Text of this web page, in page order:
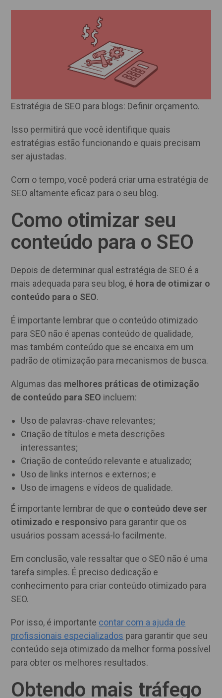
Estratégia de SEO para blogs: Definir orçamento.
Isso permitirá que você identifique quais
estratégias estão funcionando e quais precisam
ser ajustadas.
Com o tempo, você poderá criar uma estratégia de
SEO altamente eficaz para o seu blog.
Como otimizar seu
conteúdo para o SEO
Depois de determinar qual estratégia de SEO é a
mais adequada para seu blog, é hora de otimizar o
conteúdo para o SEO.
É importante lembrar que o conteúdo otimizado
para SEO não é apenas conteúdo de qualidade,
mas também conteúdo que se encaixa em um
padrão de otimização para mecanismos de busca.
Algumas das melhores práticas de otimização
de conteúdo para SEO incluem:
Uso de palavras-chave relevantes;
Criação de títulos e meta descrições
interessantes;
Criação de conteúdo relevante e atualizado;
Uso de links internos e externos; e
Uso de imagens e vídeos de qualidade.
É importante lembrar de que o conteúdo deve ser
otimizado e responsivo para garantir que os
usuários possam acessá-lo facilmente.
Em conclusão, vale ressaltar que o SEO não é uma
tarefa simples. É preciso dedicação e
conhecimento para criar conteúdo otimizado para
SEO.
Por isso, é importante contar com a ajuda de
profissionais especializados para garantir que seu
conteúdo seja otimizado da melhor forma possível
para obter os melhores resultados.
Obtendo mais tráfego